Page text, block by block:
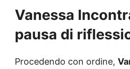
Vanessa
pausa di
Procedendo con ordine,